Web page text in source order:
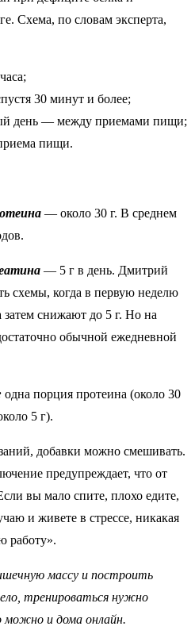
Схема, по словам эксперта,
30 минут и более;
день — между приемами пищи;
пищи.
— около 30 г. В среднем
— 5 г в день. Дмитрий
схемы, когда в первую неделю
снижают до 5 г. Но на
обычной ежедневной
одна порция протеина (около 30
5 г).
добавки можно смешивать.
предупреждает, что от
вы мало спите, плохо едите,
и живете в стрессе, никакая
работу».
массу и построить
тренироваться нужно
можно и дома онлайн.